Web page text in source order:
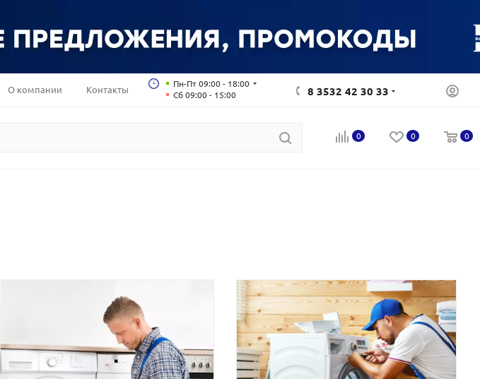
О компании Контакты
Пн-Пт 09:00 - 18:00
Сб 09:00 - 15:00
8 3532 42 30 33
0 0 0